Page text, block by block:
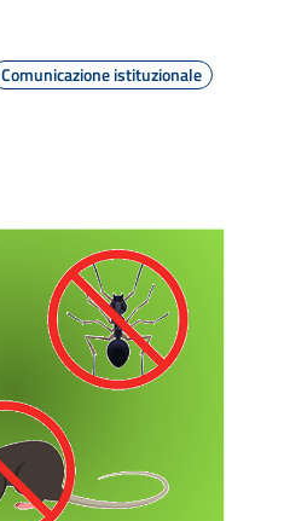
Comunicazione istituzionale